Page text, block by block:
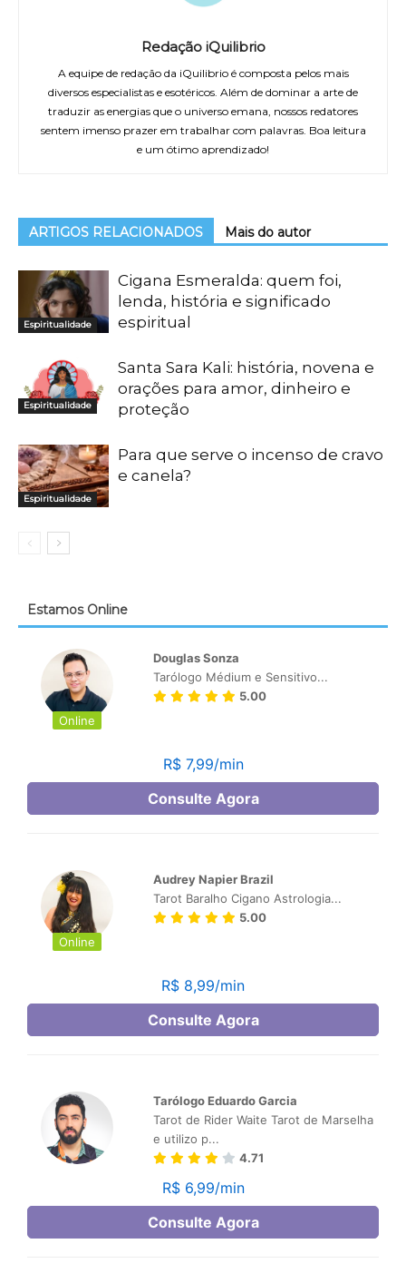
Redação iQuilibrio
A equipe de redação da iQuilibrio é composta pelos mais
diversos especialistas e esotéricos. Além de dominar a arte de
traduzir as energias que o universo emana, nossos redatores
sentem imenso prazer em trabalhar com palavras. Boa leitura
e um ótimo aprendizado!
ARTIGOS RELACIONADOS Mais do autor
Espiritualidade
Cigana Esmeralda: quem foi,
lenda, história e significado
espiritual
Espiritualidade
Santa Sara Kali: história, novena e
orações para amor, dinheiro e
proteção
Espiritualidade
Para que serve o incenso de cravo
e canela?
Estamos Online